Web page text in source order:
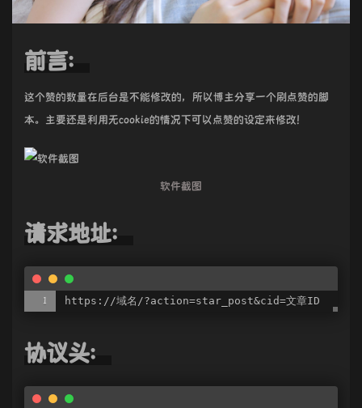
前言：
这个赞的数量在后台是不能修改的，所以博主分享一个刷点赞的脚
本。主要还是利用无cookie的情况下可以点赞的设定来修改！
软件截图
请求地址：
https://域名/?action=star_post&cid=文章ID
协议头：